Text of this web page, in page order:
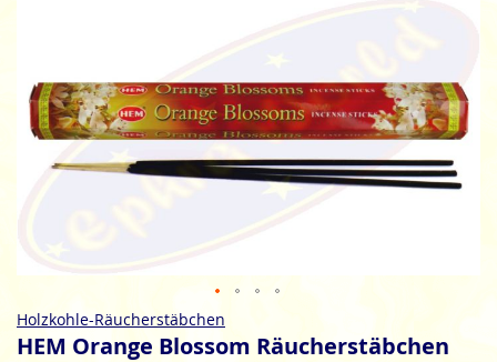
springen
Zum
Anfang
Holzkohle-Räucherstäbchen
HEM Orange Blossom Räucherstäbchen